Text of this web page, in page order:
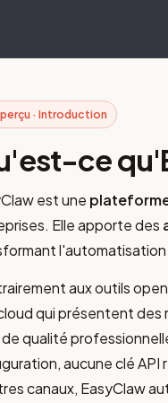
· Introduction
ce
est une
Elle apporte des
aux outils
qui présentent des
qualité
aucune clé API
canaux, EasyClaw